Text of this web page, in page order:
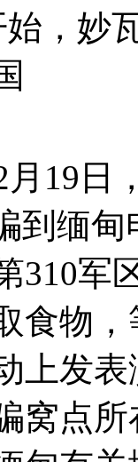
，妙
月19日
到缅
310军
食物
上发
窝点